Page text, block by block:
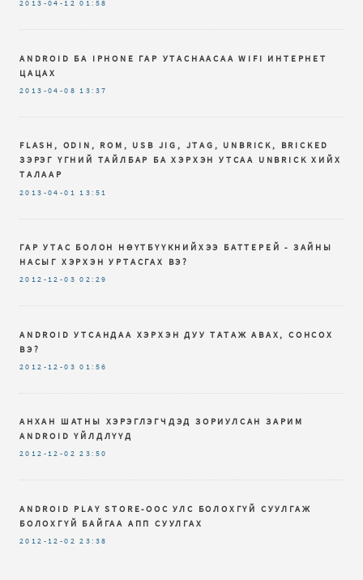
2013-04-12 01:58
ANDROID БА IPHONE ГАР УТАСНААСАА WIFI ИНТЕРНЕТ
ЦАЦАХ
2013-04-08 13:37
FLASH, ODIN, ROM, USB JIG, JTAG, UNBRICK, BRICKED
ЗЭРЭГ ҮГНИЙ ТАЙЛБАР БА ХЭРХЭН УТСАА UNBRICK ХИЙХ
ТАЛААР
2013-04-01 13:51
ГАР УТАС БОЛОН НӨҮТБҮҮКНИЙХЭЭ БАТТЕРЕЙ - ЗАЙНЫ
НАСЫГ ХЭРХЭН УРТАСГАХ ВЭ?
2012-12-03 02:29
ANDROID УТСАНДАА ХЭРХЭН ДУУ ТАТАЖ АВАХ, СОНСОХ
ВЭ?
2012-12-03 01:56
АНХАН ШАТНЫ ХЭРЭГЛЭГЧДЭД ЗОРИУЛСАН ЗАРИМ
ANDROID ҮЙЛДЛҮҮД
2012-12-02 23:50
ANDROID PLAY STORE-ООС УЛС БОЛОХГҮЙ СУУЛГАЖ
БОЛОХГҮЙ БАЙГАА АПП СУУЛГАХ
2012-12-02 23:38